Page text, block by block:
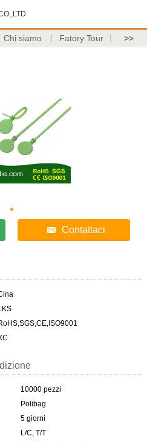
Chi siamo Fatory Tour >>
Contattaci
10000 pezzi
Polibag
5 giorni
L/C, T/T